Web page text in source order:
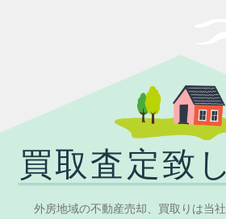
外房地域の不動産売却、買取りは当